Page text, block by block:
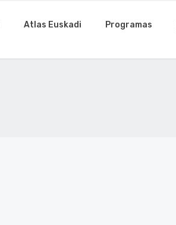
Atlas Euskadi Programas